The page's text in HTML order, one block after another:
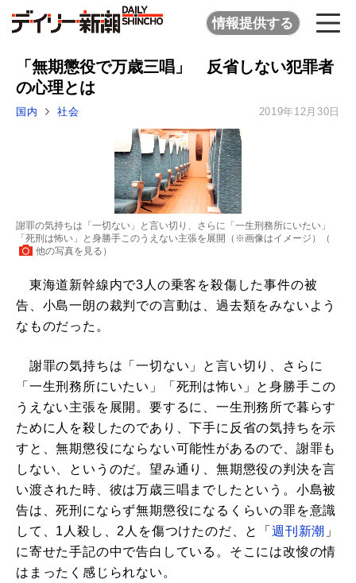
情報提供する
「無期懲役で万歳三唱」 反省しない犯罪者
の心理とは
国内 社会 2019年12月30日
謝罪の気持ちは「一切ない」と言い切り、さらに「一生刑務所にいたい」
「死刑は怖い」と身勝手このうえない主張を展開（※画像はイメージ）（
他の写真を見る ）
東海道新幹線内で3人の乗客を殺傷した事件の被
告、小島一朗の裁判での言動は、過去類をみないよう
なものだった。
謝罪の気持ちは「一切ない」と言い切り、さらに
「一生刑務所にいたい」「死刑は怖い」と身勝手この
うえない主張を展開。要するに、一生刑務所で暮らす
ために人を殺したのであり、下手に反省の気持ちを示
すと、無期懲役にならない可能性があるので、謝罪も
しない、というのだ。望み通り、無期懲役の判決を言
い渡された時、彼は万歳三唱までしたという。小島被
告は、死刑にならず無期懲役になるくらいの罪を意識
して、1人殺し、2人を傷つけたのだ、と「 週刊新潮 」
に寄せた手記の中で告白している。そこには改悛の情
はまったく感じられない。